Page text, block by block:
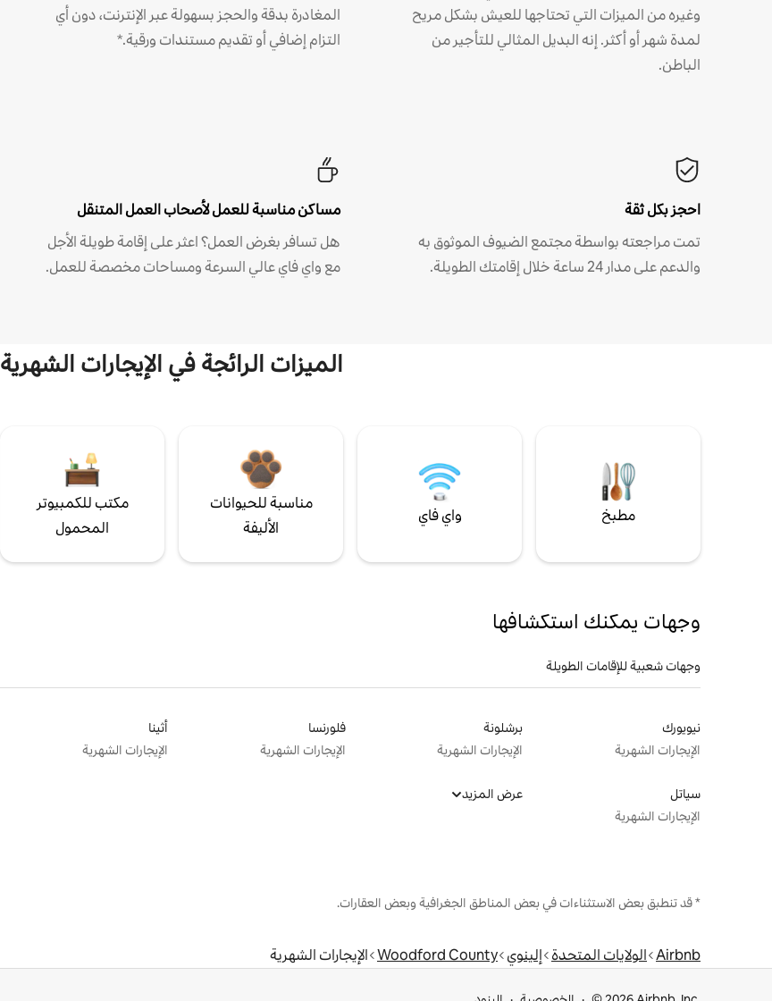
وغيره من الميزات التي تحتاجها للعيش بشكل مريح
لمدة شهر أو أكثر. إنه البديل المثالي للتأجير من
الباطن.
المغادرة بدقة والحجز بسهولة عبر الإنترنت، دون أي
التزام إضافي أو تقديم مستندات ورقية.*
احجز بكل ثقة
تمت مراجعته بواسطة مجتمع الضيوف الموثوق به
والدعم على مدار 24 ساعة خلال إقامتك الطويلة.
مساكن مناسبة للعمل لأصحاب العمل المتنقل
هل تسافر بغرض العمل؟ اعثر على إقامة طويلة الأجل
مع واي فاي عالي السرعة ومساحات مخصصة للعمل.
الميزات الرائجة في الإيجارات الشهرية
مطبخ واي فاي
مناسبة للحيوانات
الأليفة
مكتب للكمبيوتر
المحمول
وجهات يمكنك استكشافها
وجهات شعبية للإقامات الطويلة
نيويورك
الإيجارات الشهرية
برشلونة
الإيجارات الشهرية
فلورنسا
الإيجارات الشهرية
أثينا
الإيجارات الشهرية
سياتل
الإيجارات الشهرية
عرض المزيد
* قد تنطبق بعض الاستثناءات في بعض المناطق الجغرافية وبعض العقارات.
Airbnb الولايات المتحدة إلينوي Woodford County الإيجارات الشهرية